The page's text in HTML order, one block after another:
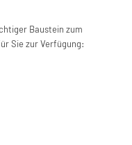
Baustein zum
Sie zur Verfügung: